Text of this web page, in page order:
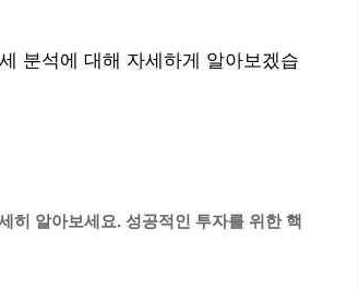
분석에 대해 자세하게 알아보겠습
히 알아보세요. 성공적인 투자를 위한 핵